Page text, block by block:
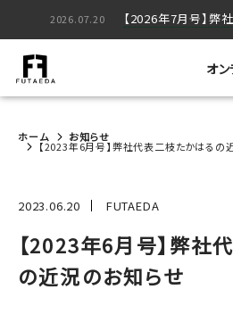
オン
2026.05.20 【2026年5月号】弊
2026.07.20 【2026年7月号】弊
ホーム お知らせ
【2023年6月号】弊社代表二枝たかはるの
2023.06.20 FUTAEDA
【2023年6月号】弊社
の近況のお知らせ